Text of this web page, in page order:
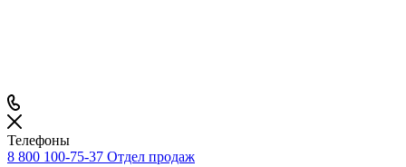
Телефоны
8 800 100-75-37 Отдел продаж